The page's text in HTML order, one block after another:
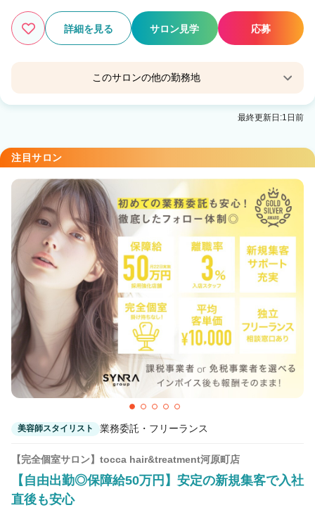
詳細を見る サロン見学 応募
このサロンの他の勤務地
Agu hair vise京都山科店
Agu hair rogue 四条烏丸店
Agu hair girl 京都駅前
京都駅 徒歩1分
Agu hair zero 伏見桃山イオン前
丹波橋駅 車6分
Agu hair road 西院
西院(京福)駅 徒歩6分
SOYON 京都
京都駅 徒歩6分
最終更新日:1日前
注目サロン
美容師スタイリスト 業務委託・フリーランス
【完全個室サロン】tocca hair&treatment河原町店
【自由出勤◎保障給50万円】安定の新規集客で入社
直後も安心